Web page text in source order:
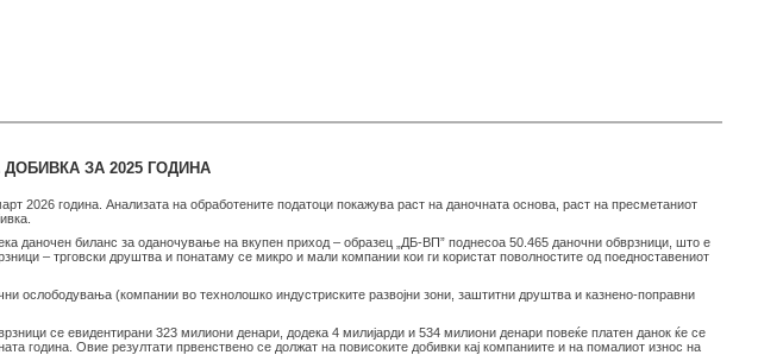
ЗА 2025 ГОДИНА
2026 година. Анализата на обработените податоци покажува раст на даночната основа, раст на пресметаниот
даночен биланс за оданочување на вкупен приход – образец „ДБ-ВП” поднесоа 50.465 даночни обврзници, што е
– трговски друштва и понатаму се микро и мали компании кои ги користат поволностите од поедноставениот
ослободувања (компании во технолошко индустриските развојни зони, заштитни друштва и казнено-поправни
се евидентирани 323 милиони денари, додека 4 милијарди и 534 милиони денари повеќе платен данок ќе се
година. Овие резултати првенствено се должат на повисоките добивки кај компаниите и на помалиот износ на